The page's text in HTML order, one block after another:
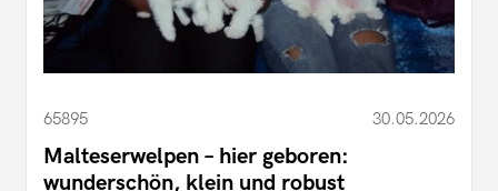
65895 30.05.2026
Malteserwelpen – hier geboren:
wunderschön, klein und robust